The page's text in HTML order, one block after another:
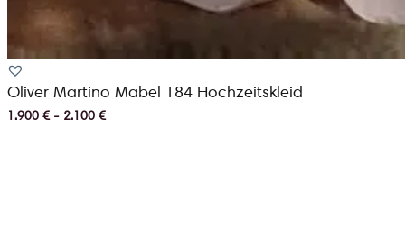
Oliver Martino Mabel 184 Hochzeitskleid
1.900 € - 2.100 €